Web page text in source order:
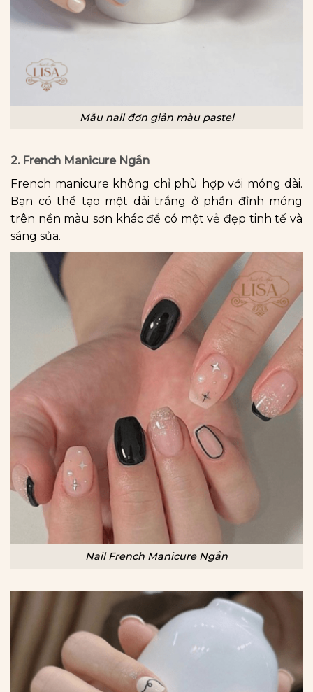
Mẫu nail đơn giản màu pastel
2. French Manicure Ngắn
French manicure không chỉ phù hợp với móng dài.
Bạn có thể tạo một dải trắng ở phần đỉnh móng
trên nền màu sơn khác để có một vẻ đẹp tinh tế và
sáng sủa.
Nail French Manicure Ngắn